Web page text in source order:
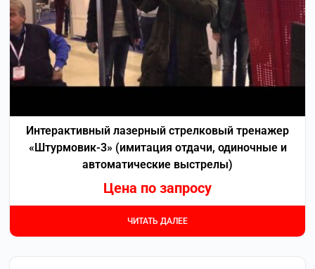
Интерактивный лазерный стрелковый тренажер
«Штурмовик-3» (имитация отдачи, одиночные и
автоматические выстрелы)
Цена по запросу
ЧИТАТЬ ДАЛЕЕ